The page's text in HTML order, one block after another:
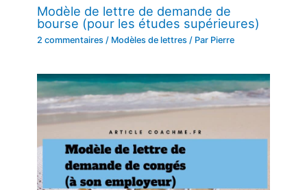
Modèle de lettre de demande de
bourse (pour les études supérieures)
2 commentaires / Modèles de lettres / Par Pierre